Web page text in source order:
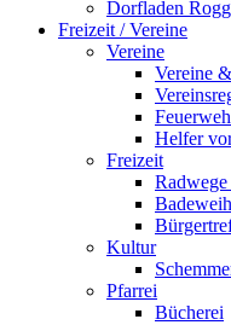
Dorfladen
Freizeit / Vereine
Vereine
Vereine
Helfer
Freizeit
Kultur
Pfarrei
Bücherei